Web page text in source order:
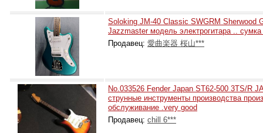
Soloking JM-40 Classic SWGRM Sherwood
Jazzmaster модель электрогитара .. сумка
Продавец: 愛曲楽器 桜山***
No.033526 Fender Japan ST62-500 3TS/R
струнные инструменты производства
обслуживание .very good
Продавец: chill 6***